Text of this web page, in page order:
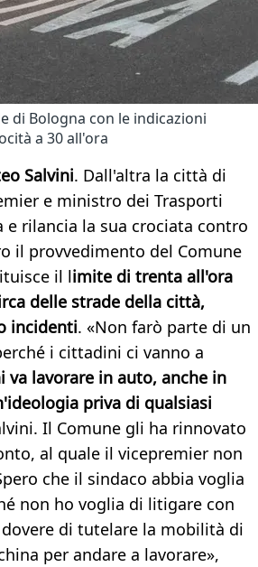
di Bologna con le indicazioni
a 30 all'ora
Salvini. Dall'altra la città di
e ministro dei Trasporti
e rilancia la sua crociata contro
il provvedimento del Comune
il limite di trenta all'ora
delle strade della città,
incidenti. «Non farò parte di un
i cittadini ci vanno a
va lavorare in auto, anche in
priva di qualsiasi
Il Comune gli ha rinnovato
al quale il vicepremier non
che il sindaco abbia voglia
non ho voglia di litigare con
di tutelare la mobilità di
per andare a lavorare»,